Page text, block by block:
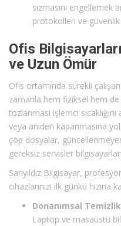
sızmasını engellemek
protokolleri ve
Ofis
ve Uzun Ömür
Ofis ortamında sürekli
zamanla hem fiziksel hem de
tozlanması işlemci
veya aniden kapanmasına
çöp dosyalar,
gereksiz servisler
Sarıyıldız Bilgisayar,
cihazlarınızı ilk günkü hızına
Donanımsal
Laptop ve masaüstü